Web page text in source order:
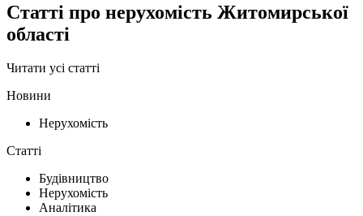
Статті про нерухомість Житомирської
області
Читати усі статті
Новини
Нерухомість
Статті
Будівництво
Нерухомість
Аналітика